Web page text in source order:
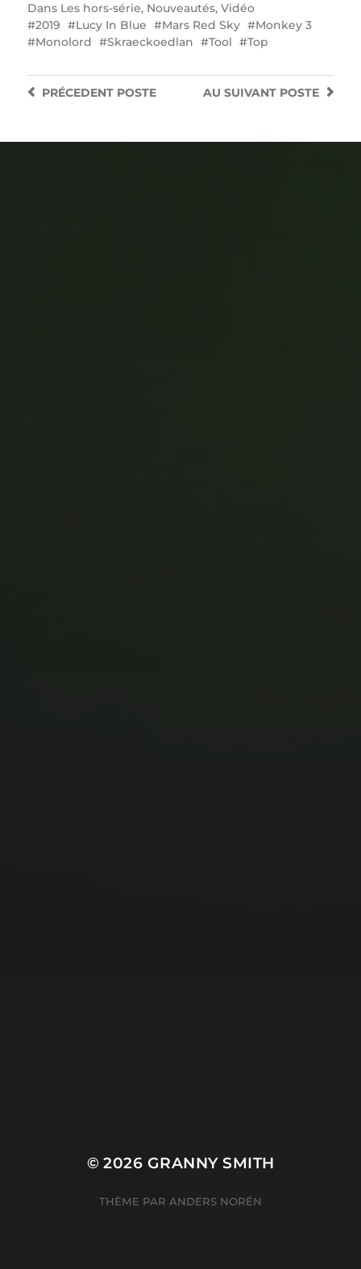
Dans Les hors-série, Nouveautés, Vidéo
2019
Lucy In Blue Mars Red Sky
Monkey 3
Monolord
Skraeckoedlan Tool Top
AU SUIVANT POSTE
PRÉCEDENTPOSTE
© 2026 GRANNY SMITH
THÈME PAR ANDERS NORÉN